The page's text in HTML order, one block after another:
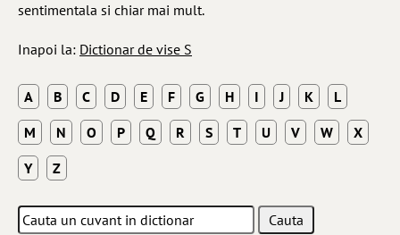
sentimentala si chiar mai mult.
Inapoi la: Dictionar de vise S
A B C D E F G H I J K
L
M
N O P Q R S T U V W
X
Y
Z